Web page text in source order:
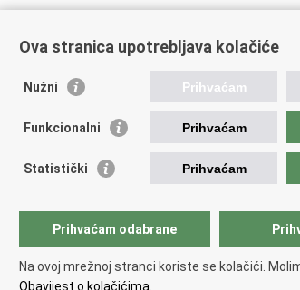
Ova stranica upotrebljava kolačiće
Nužni Prihvaćam
Funkcionalni Prihvaćam
Statistički Prihvaćam
Prihvaćam odabrane
Na ovoj mrežnoj stranci koriste se kolačići.
Obavijest o kolačićima.